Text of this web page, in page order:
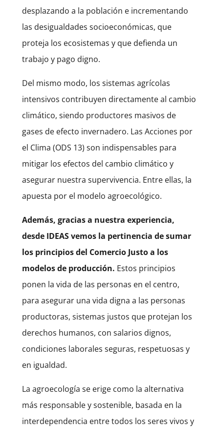
desplazando a la población e incrementando
las desigualdades socioeconómicas, que
proteja los ecosistemas y que defienda un
trabajo y pago digno.
Del mismo modo, los sistemas agrícolas
intensivos contribuyen directamente al cambio
climático, siendo productores masivos de
gases de efecto invernadero. Las Acciones por
el Clima (ODS 13) son indispensables para
mitigar los efectos del cambio climático y
asegurar nuestra supervivencia. Entre ellas, la
apuesta por el modelo agroecológico.
Además, gracias a nuestra experiencia,
desde IDEAS vemos la pertinencia de sumar
los principios del Comercio Justo a los
modelos de producción. Estos principios
ponen la vida de las personas en el centro,
para asegurar una vida digna a las personas
productoras, sistemas justos que protejan los
derechos humanos, con salarios dignos,
condiciones laborales seguras, respetuosas y
en igualdad.
La agroecología se erige como la alternativa
más responsable y sostenible, basada en la
interdependencia entre todos los seres vivos y